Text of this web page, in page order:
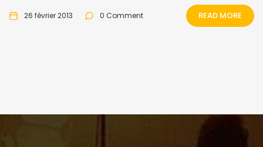
26 février 2013 0 Comment READ MORE